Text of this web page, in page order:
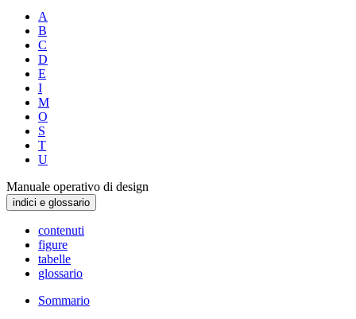
A
B
C
D
E
I
M
O
S
T
U
Manuale operativo di design
indici e glossario
contenuti
figure
tabelle
glossario
Sommario